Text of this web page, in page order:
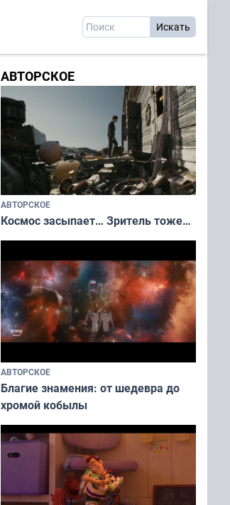
АВТОРСКОЕ
АВТОРСКОЕ
Космос засыпает… Зритель тоже…
АВТОРСКОЕ
Благие знамения: от шедевра до
хромой кобылы